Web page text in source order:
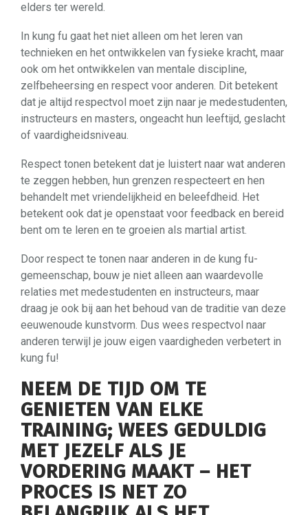
elders ter wereld.
In kung fu gaat het niet alleen om het leren van
technieken en het ontwikkelen van fysieke kracht, maar
ook om het ontwikkelen van mentale discipline,
zelfbeheersing en respect voor anderen. Dit betekent
dat je altijd respectvol moet zijn naar je medestudenten,
instructeurs en masters, ongeacht hun leeftijd, geslacht
of vaardigheidsniveau.
Respect tonen betekent dat je luistert naar wat anderen
te zeggen hebben, hun grenzen respecteert en hen
behandelt met vriendelijkheid en beleefdheid. Het
betekent ook dat je openstaat voor feedback en bereid
bent om te leren en te groeien als martial artist.
Door respect te tonen naar anderen in de kung fu-
gemeenschap, bouw je niet alleen aan waardevolle
relaties met medestudenten en instructeurs, maar
draag je ook bij aan het behoud van de traditie van deze
eeuwenoude kunstvorm. Dus wees respectvol naar
anderen terwijl je jouw eigen vaardigheden verbetert in
kung fu!
NEEM DE TIJD OM TE
GENIETEN VAN ELKE
TRAINING; WEES GEDULDIG
MET JEZELF ALS JE
VORDERING MAAKT – HET
PROCES IS NET ZO